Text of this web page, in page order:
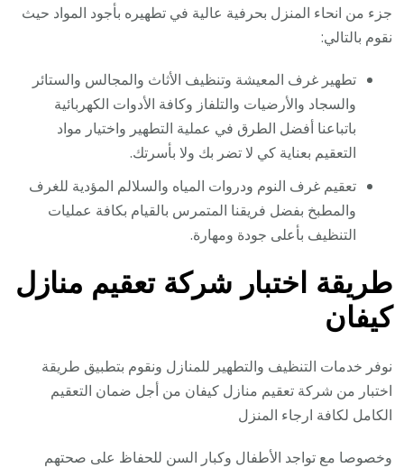
جزء من انحاء المنزل بحرفية عالية في تطهيره بأجود المواد حيث
نقوم بالتالي:
تطهير غرف المعيشة وتنظيف الأثاث والمجالس والستائر
والسجاد والأرضيات والتلفاز وكافة الأدوات الكهربائية
باتباعنا أفضل الطرق في عملية التطهير واختيار مواد
التعقيم بعناية كي لا تضر بك ولا بأسرتك.
تعقيم غرف النوم ودروات المياه والسلالم المؤدية للغرف
والمطبخ بفضل فريقنا المتمرس بالقيام بكافة عمليات
التنظيف بأعلى جودة ومهارة.
طريقة اختبار شركة تعقيم منازل
كيفان
نوفر خدمات التنظيف والتطهير للمنازل ونقوم بتطبيق طريقة
اختبار من شركة تعقيم منازل كيفان من أجل ضمان التعقيم
الكامل لكافة ارجاء المنزل
وخصوصا مع تواجد الأطفال وكبار السن للحفاظ على صحتهم